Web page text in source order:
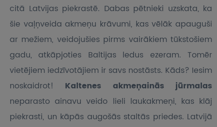
citā Latvijas piekrastē. Dabas pētnieki uzskata, ka
šie vaļņveida akmeņu krāvumi, kas vēlāk apauguši
ar mežiem, veidojušies pirms vairākiem tūkstošiem
gadu, atkāpjoties Baltijas ledus ezeram. Tomēr
vietējiem iedzīvotājiem ir savs nostāsts. Kāds? Iesim
noskaidrot! Kaltenes akmeņainās jūrmalas
neparasto ainavu veido lieli laukakmeņi, kas klāj
piekrasti, un kāpās augošās staltās priedes. Latvijā